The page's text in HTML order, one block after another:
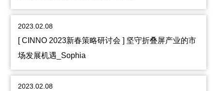
2023.02.08
[ CINNO 2023新春策略研讨会 ] 坚守折叠屏产业的市
场发展机遇_Sophia
2023.02.08